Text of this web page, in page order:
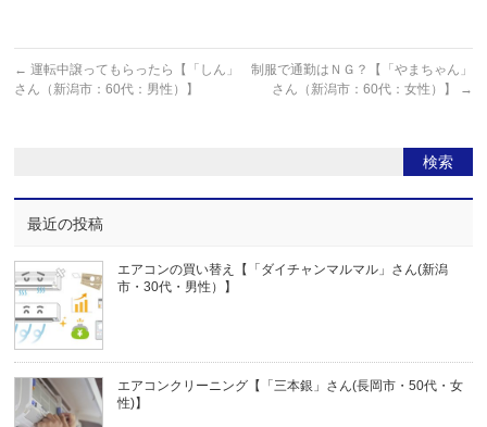
← 運転中譲ってもらったら【「しん」
さん（新潟市：60代：男性）】
制服で通勤はＮＧ？【「やまちゃん」
さん（新潟市：60代：女性）】
→
最近の投稿
エアコンの買い替え【「ダイチャンマルマル」さん(新潟
市・30代・男性）】
エアコンクリーニング【「三本銀」さん(長岡市・50代・女
性)】